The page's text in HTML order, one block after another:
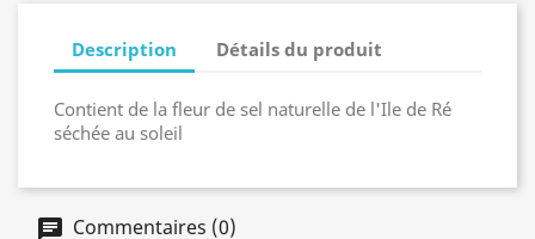
Description Détails du produit
Contient de la fleur de sel naturelle de l'Ile de Ré
séchée au soleil
Commentaires (0)